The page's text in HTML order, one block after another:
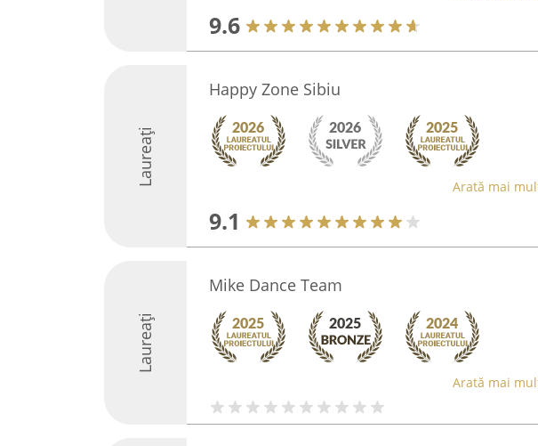
9.6
Laureați
Happy Zone Sibiu
Arată mai
9.1
Laureați
Mike Dance Team
Arată mai